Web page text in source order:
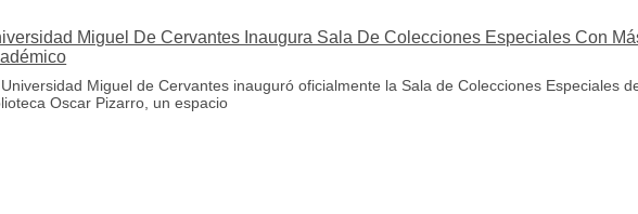
Miguel De Cervantes Inaugura Sala De Colecciones Especiales Con
Miguel de Cervantes inauguró oficialmente la Sala de Colecciones Especiales
Oscar Pizarro, un espacio